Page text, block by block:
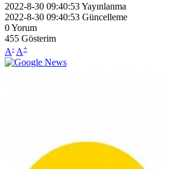
2022-8-30 09:40:53Yayınlanma
2022-8-30 09:40:53 Güncelleme
0Yorum
455 Gösterim
A- A+